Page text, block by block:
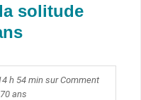
solitude
h 54 min surComment
ans